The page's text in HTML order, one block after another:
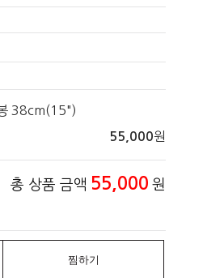
38cm(15")
55,000원
총 상품 금액 55,000 원
찜하기